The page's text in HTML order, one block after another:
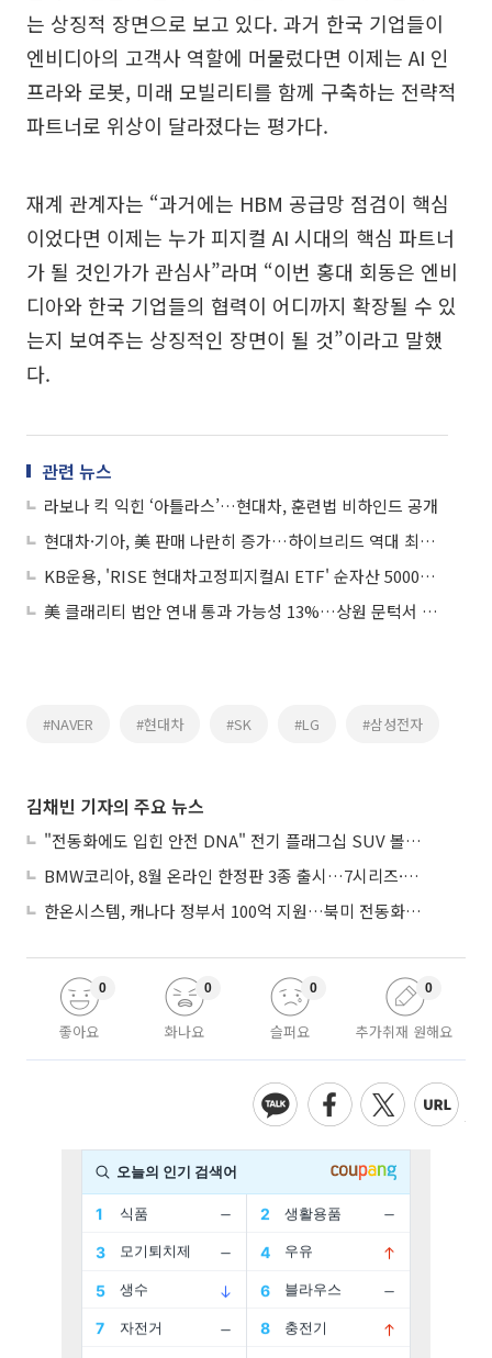
는 상징적 장면으로 보고 있다. 과거 한국 기업들이
엔비디아의 고객사 역할에 머물렀다면 이제는 AI 인
프라와 로봇, 미래 모빌리티를 함께 구축하는 전략적
파트너로 위상이 달라졌다는 평가다.
재계 관계자는 “과거에는 HBM 공급망 점검이 핵심
이었다면 이제는 누가 피지컬 AI 시대의 핵심 파트너
가 될 것인가가 관심사”라며 “이번 홍대 회동은 엔비
디아와 한국 기업들의 협력이 어디까지 확장될 수 있
는지 보여주는 상징적인 장면이 될 것”이라고 말했
다.
관련 뉴스
라보나 킥 익힌 ‘아틀라스’…현대차, 훈련법 비하인드 공개
현대차·기아, 美 판매 나란히 증가…하이브리드 역대 최대 실적
KB운용, 'RISE 현대차고정피지컬AI ETF' 순자산 5000억 돌파
美 클래리티 법안 연내 통과 가능성 13%…상원 문턱서 제동
#NAVER #현대차 #SK #LG #삼성전자
김채빈 기자의 주요 뉴스
"전동화에도 입힌 안전 DNA" 전기 플래그십 SUV 볼보 'EX90'
BMW코리아, 8월 온라인 한정판 3종 출시…7시리즈·X7·M340i 투어링
한온시스템, 캐나다 정부서 100억 지원…북미 전동화 시장 가속
좋아요
0
화나요
0
슬퍼요
0
추가취재 원해요
0